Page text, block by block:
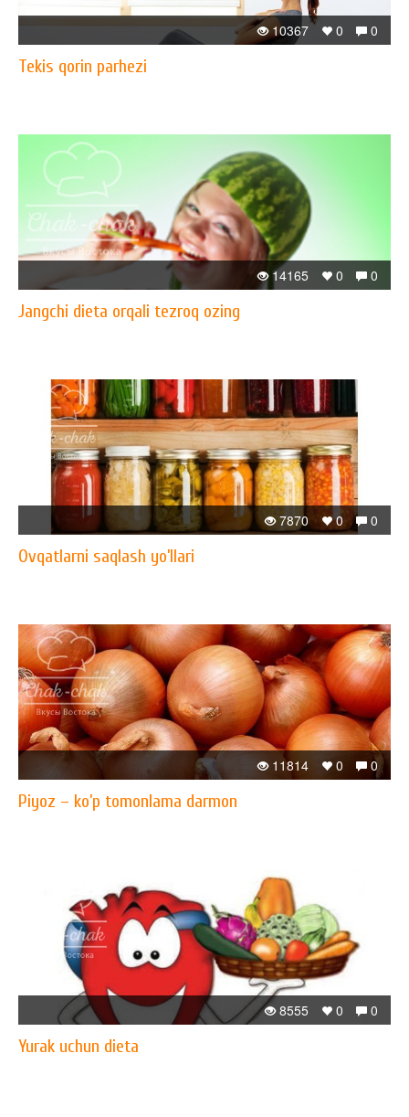
0
0
10367
Tekis qorin parhezi
0
0
14165
Jangchi dieta orqali tezroq ozing
0
0
7870
Ovqatlarni saqlash yo’llari
0
0
11814
Piyoz – ko’p tomonlama darmon
0
0
8555
Yurak uchun dieta